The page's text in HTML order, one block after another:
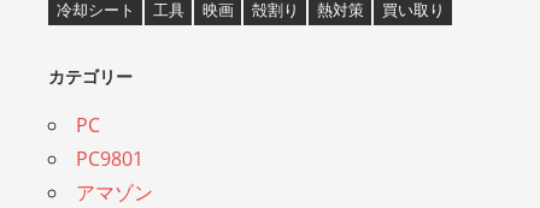
冷却シート
工具 映画 殻割り 熱対策 買い取り
カテゴリー
PC
PC9801
アマゾン